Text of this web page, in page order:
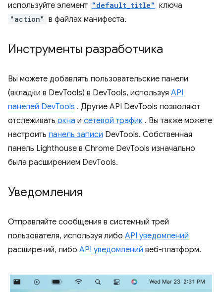
используйте элемент "default_title" ключа
"action" в файлах манифеста.
Инструменты разработчика
Вы можете добавлять пользовательские панели
(вкладки в DevTools) в DevTools, используя API
панелей DevTools . Другие API DevTools позволяют
отслеживать окна и сетевой трафик . Вы также можете
настроить панель записи DevTools. Собственная
панель Lighthouse в Chrome DevTools изначально
была расширением DevTools.
Уведомления
Отправляйте сообщения в системный трей
пользователя, используя либо API уведомлений
расширений, либо API уведомлений веб-платформ.